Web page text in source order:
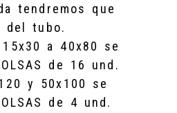
tendremos que
del tubo.
a 40x80 se
de 16 und.
y 50x100 se
de 4 und.